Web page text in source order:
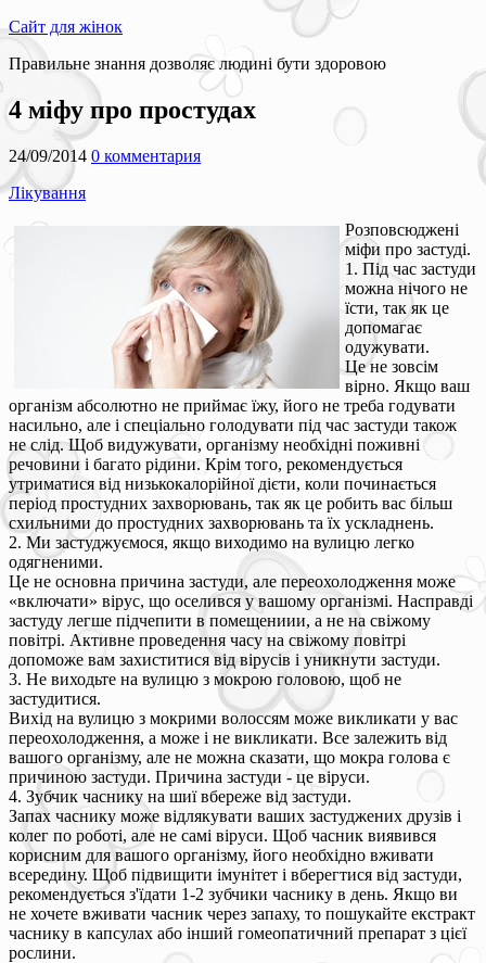
Сайт для жінок
Правильне знання дозволяє людині бути здоровою
4 міфу про простудах
24/09/2014 0 комментария
Лікування
Розповсюджені
міфи про застуді.
1. Під час застуди
можна нічого не
їсти, так як це
допомагає
одужувати.
Це не зовсім
вірно. Якщо ваш
організм абсолютно не приймає їжу, його не треба годувати
насильно, але і спеціально голодувати під час застуди також
не слід. Щоб видужувати, організму необхідні поживні
речовини і багато рідини. Крім того, рекомендується
утриматися від низькокалорійної дієти, коли починається
період простудних захворювань, так як це робить вас більш
схильними до простудних захворювань та їх ускладнень.
2. Ми застуджуємося, якщо виходимо на вулицю легко
одягненими.
Це не основна причина застуди, але переохолодження може
«включати» вірус, що оселився у вашому організмі. Насправді
застуду легше підчепити в помещениии, а не на свіжому
повітрі. Активне проведення часу на свіжому повітрі
допоможе вам захиститися від вірусів і уникнути застуди.
3. Не виходьте на вулицю з мокрою головою, щоб не
застудитися.
Вихід на вулицю з мокрими волоссям може викликати у вас
переохолодження, а може і не викликати. Все залежить від
вашого організму, але не можна сказати, що мокра голова є
причиною застуди. Причина застуди - це віруси.
4. Зубчик часнику на шиї вбереже від застуди.
Запах часнику може відлякувати ваших застуджених друзів і
колег по роботі, але не самі віруси. Щоб часник виявився
корисним для вашого організму, його необхідно вживати
всередину. Щоб підвищити імунітет і вберегтися від застуди,
рекомендується з'їдати 1-2 зубчики часнику в день. Якщо ви
не хочете вживати часник через запаху, то пошукайте екстракт
часнику в капсулах або інший гомеопатичний препарат з цієї
рослини.